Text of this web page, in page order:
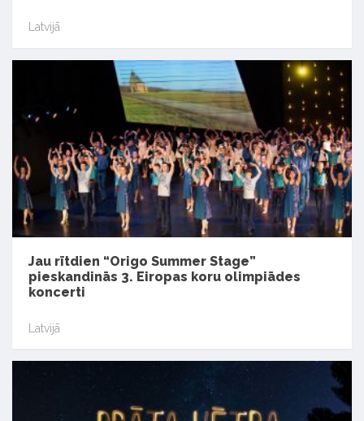
Latvijā
Jau rītdien “Origo Summer Stage”
pieskandinās 3. Eiropas koru olimpiādes
koncerti
Latvijā